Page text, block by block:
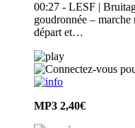
00:27 - LESF |
goudronnée – marche
départ et…
MP3 2,40€